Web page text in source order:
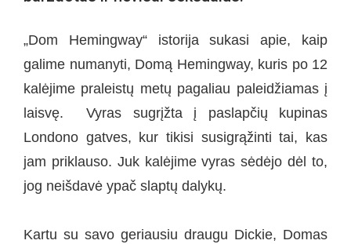
„Dom Hemingway“ istorija sukasi apie, kaip
galime numanyti, Domą Hemingway, kuris po 12
kalėjime praleistų metų pagaliau paleidžiamas į
laisvę. Vyras sugrįžta į paslapčių kupinas
Londono gatves, kur tikisi susigrąžinti tai, kas
jam priklauso. Juk kalėjime vyras sėdėjo dėl to,
jog neišdavė ypač slaptų dalykų.
Kartu su savo geriausiu draugu Dickie, Domas